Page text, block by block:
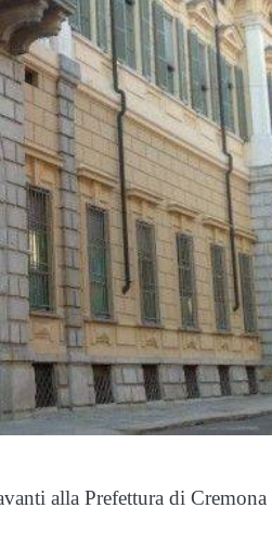
alla Prefettura di Cremona